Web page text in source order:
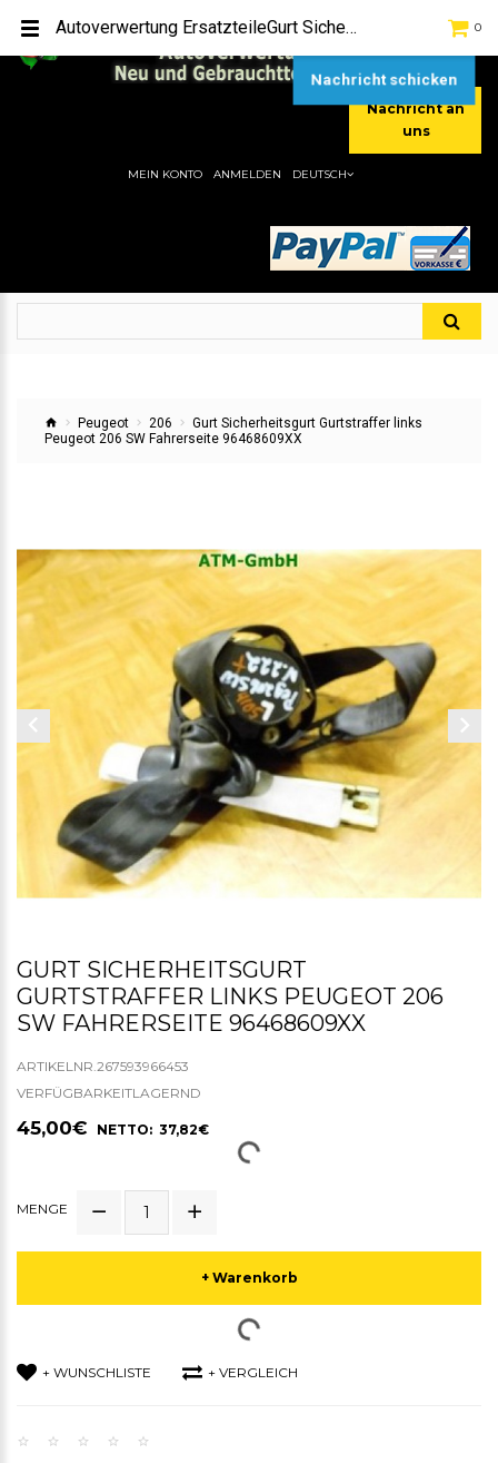
[+49] (0) 2232-5205
[+49] (0) 177 / 4080033
Nachricht an
uns
0
MEIN KONTO ANMELDEN DEUTSCH
Peugeot 206
Gurt Sicherheitsgurt Gurtstraffer links
Peugeot 206 SW Fahrerseite 96468609XX
GURT SICHERHEITSGURT
GURTSTRAFFER LINKS PEUGEOT 206
SW FAHRERSEITE 96468609XX
ARTIKELNR.267593966453
VERFÜGBARKEITLAGERND
45,00€ NETTO: 37,82€
MENGE
+ Warenkorb
+ WUNSCHLISTE + VERGLEICH
Autoverwertung ErsatzteileGurt Sicherheitsgurt Gurtstraffer links Peugeot 206 SW Fahrerseite 96468609XXHier gibt es viele Autoersatzteile, günstigen Preise, gute Qualität
Nachricht schicken